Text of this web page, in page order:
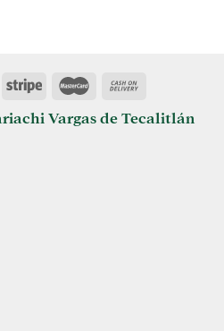
Vargas de Tecalitlán